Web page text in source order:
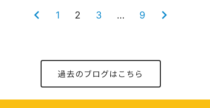
前
ジ
1 2 3 … 9
次
過去のブログはこちら